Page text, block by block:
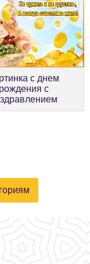
с днем
рождения с